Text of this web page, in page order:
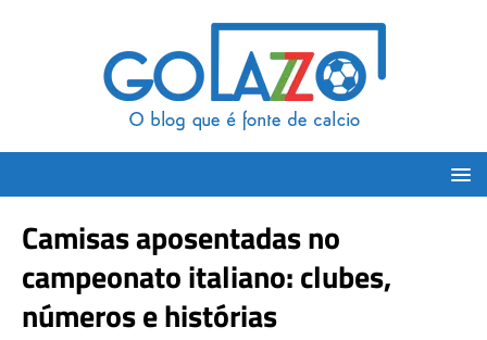
Camisas aposentadas no
campeonato italiano: clubes,
números e histórias